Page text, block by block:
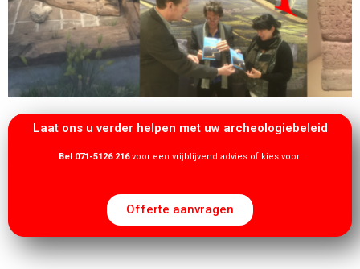
Laat ons u verder helpen met uw archeologiebeleid
Bel 071-5126 216voor een vrijblijvend advies of kies voor:
Offerte aanvragen